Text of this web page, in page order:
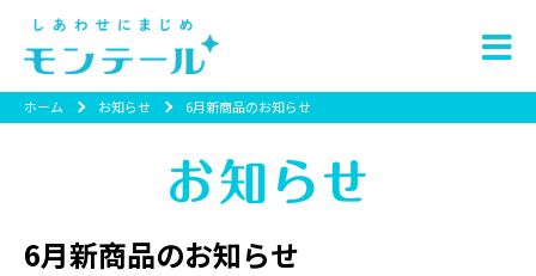
ホーム お知らせ 6月新商品のお知らせ
6月新商品のお知らせ